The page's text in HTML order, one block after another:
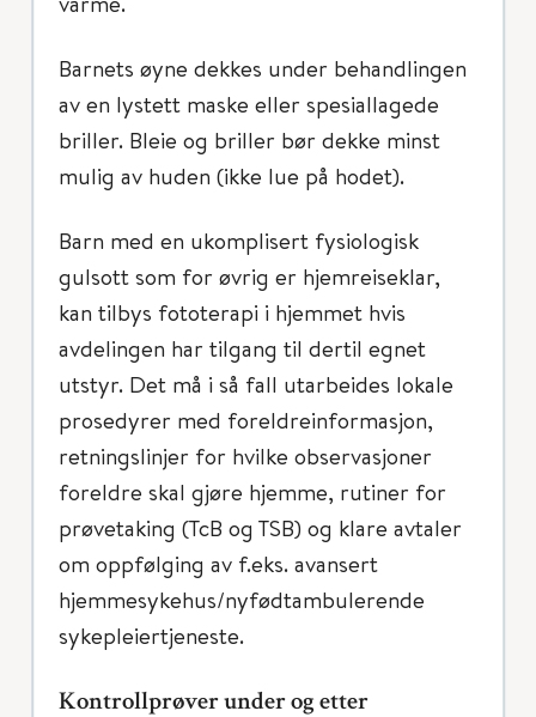
Barnets øyne dekkes under behandlingen
av en lystett maske eller spesiallagede
briller. Bleie og briller bør dekke minst
mulig av huden (ikke lue på hodet).
Barn med en ukomplisert fysiologisk
gulsott som for øvrig er hjemreiseklar,
kan tilbys fototerapi i hjemmet hvis
avdelingen har tilgang til dertil egnet
utstyr. Det må i så fall utarbeides lokale
prosedyrer med foreldreinformasjon,
retningslinjer for hvilke observasjoner
foreldre skal gjøre hjemme, rutiner for
prøvetaking (TcB og TSB) og klare avtaler
om oppfølging av f.eks. avansert
hjemmesykehus/nyfødtambulerende
sykepleiertjeneste.
Kontrollprøver under og etter